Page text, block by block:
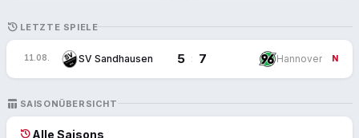
HISTORY LETZTE SPIELE
11.08. SV Sandhausen 5 : 7 Hannover N
TABLE_CHART SAISONÜBERSICHT
historyAlle Saisons